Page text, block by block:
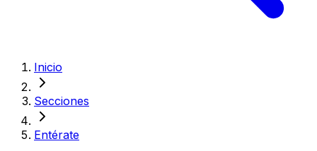
Inicio
Secciones
Entérate